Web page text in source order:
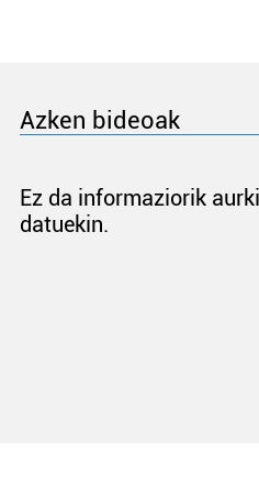
Azken bideoak
Ez da informaziorik
datuekin.